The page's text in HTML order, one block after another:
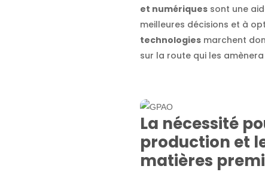
et numériques sont une
meilleures décisions et à
technologies marchent
sur la route qui les
La nécessité
production et
matières